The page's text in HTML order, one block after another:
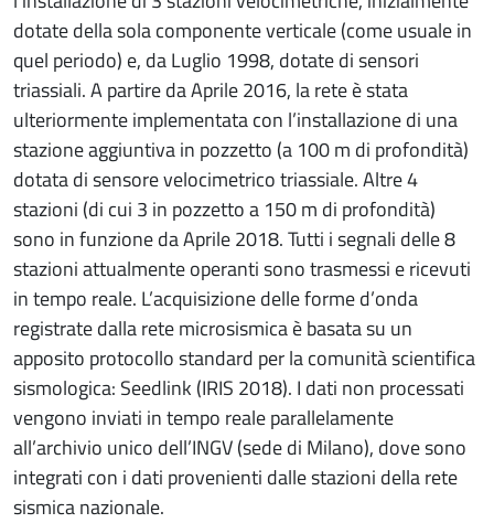
dotate della sola componente verticale (come usuale in
quel periodo) e, da Luglio 1998, dotate di sensori
triassiali. A partire da Aprile 2016, la rete è stata
ulteriormente implementata con l’installazione di una
stazione aggiuntiva in pozzetto (a 100 m di profondità)
dotata di sensore velocimetrico triassiale. Altre 4
stazioni (di cui 3 in pozzetto a 150 m di profondità)
sono in funzione da Aprile 2018. Tutti i segnali delle 8
stazioni attualmente operanti sono trasmessi e ricevuti
in tempo reale. L’acquisizione delle forme d’onda
registrate dalla rete microsismica è basata su un
apposito protocollo standard per la comunità scientifica
sismologica: Seedlink (IRIS 2018). I dati non processati
vengono inviati in tempo reale parallelamente
all’archivio unico dell’INGV (sede di Milano), dove sono
integrati con i dati provenienti dalle stazioni della rete
sismica nazionale.